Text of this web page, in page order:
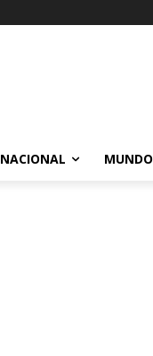
NACIONAL MUNDO